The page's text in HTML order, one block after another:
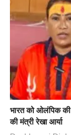
भारत को ओलंपिक की
की मंत्री रेखा आर्या